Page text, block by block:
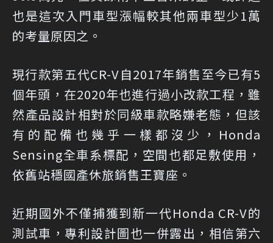
也是這次入門車型漲幅較其他兩車型少1萬
的考量原因之。
現行款第五代CR-V自2017年銷售至今已有5
個年頭，在2020年也進行過小改款工程，雖
然產品設計相對於同級車款略嫌老態，但該
有的配備也幾乎一樣都沒少，Honda
Sensing全車系標配，空間也都足敷使用，
依舊站穩國產休旅銷售王寶座。
近期國外不僅捕獲到新一代Honda CR-V的
測試車，專利設計圖也一併露出，相信第六